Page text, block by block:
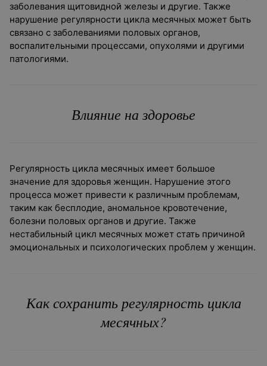
заболевания щитовидной железы и другие. Также
нарушение регулярности цикла месячных может быть
связано с заболеваниями половых органов,
воспалительными процессами, опухолями и другими
патологиями.
Влияние на здоровье
Регулярность цикла месячных имеет большое
значение для здоровья женщин. Нарушение этого
процесса может привести к различным проблемам,
таким как бесплодие, аномальное кровотечение,
болезни половых органов и другие. Также
нестабильный цикл месячных может стать причиной
эмоциональных и психологических проблем у женщин.
Как сохранить регулярность цикла
месячных?